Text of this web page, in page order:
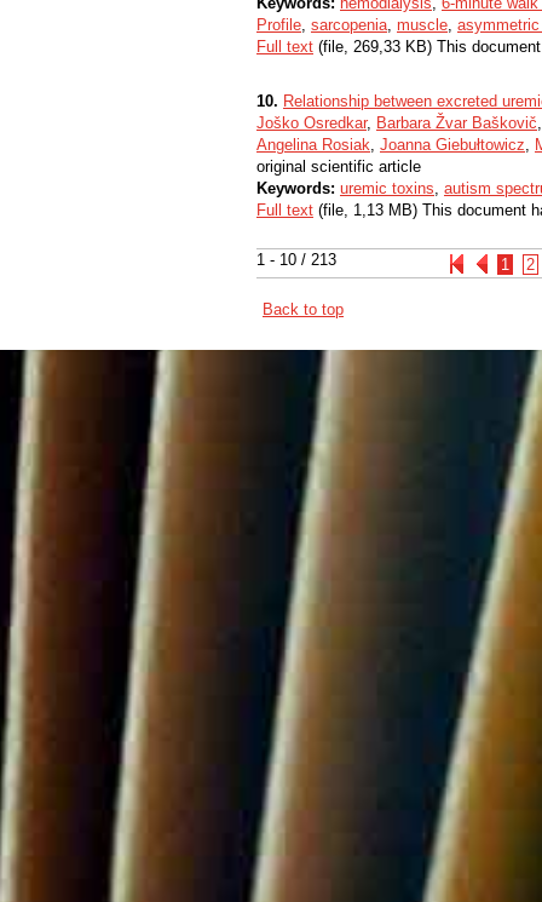
1 - 10 / 213 1 2
Profile, sarcopenia, muscle,
Full text (file, 269,33 KB) This
10. Relationship between excreted
Joško Osredkar, Barbara Žvar Baškovič
Angelina Rosiak, Joanna Giebułtowicz,
original scientific article
Keywords: uremic toxins, autism
Full text (file, 1,13 MB) This document
Back to top